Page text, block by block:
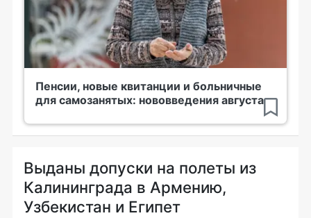
Пенсии, новые квитанции и больничные
для самозанятых: нововведения августа
Выданы допуски на полеты из
Калининграда в Армению,
Узбекистан и Египет